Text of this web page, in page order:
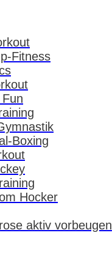
Fitness
Boxing
Hocker
aktiv vorbeugen